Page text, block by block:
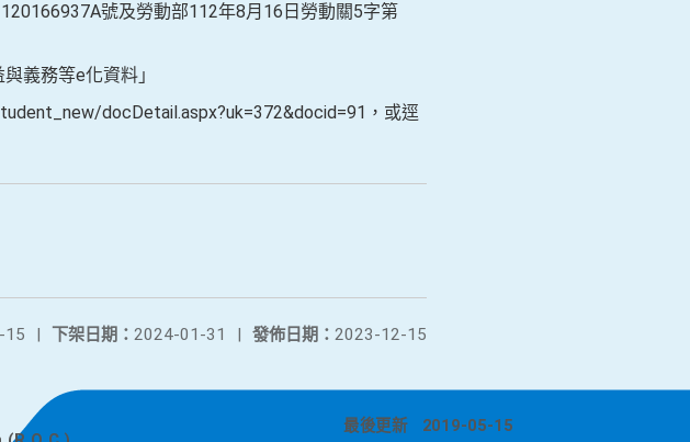
號及勞動部112年8月16日勞動關5字第
義務等e化資料」
docDetail.aspx?uk=372&docid=91，或逕
發佈日期： 2023-12-15
下架日期： 2024-01-31 |
15 |
最後更新 2019-05-15